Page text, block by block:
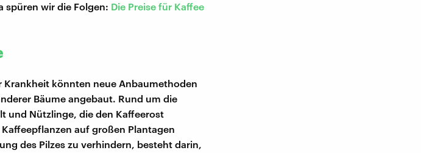
spüren wir die Folgen: Die Preise für Kaffee
könnten neue Anbaumethoden
Bäume angebaut. Rund um die
und Nützlinge, die den Kaffeerost
auf großen Plantagen
des Pilzes zu verhindern, besteht darin,